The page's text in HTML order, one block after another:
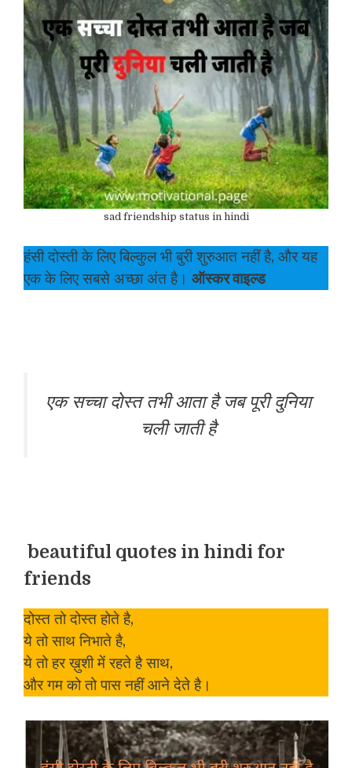
sad friendship status in hindi
हंसी दोस्ती के लिए बिल्कुल भी बुरी शुरुआत नहीं है, और यह
एक के लिए सबसे अच्छा अंत है। ऑस्कर वाइल्ड
एक सच्चा दोस्त तभी आता है जब पूरी दुनिया
चली जाती है
beautiful quotes in hindi for
friends
दोस्त तो दोस्त होते है,
ये तो साथ निभाते है,
ये तो हर ख़ुशी में रहते है साथ,
और गम को तो पास नहीं आने देते है।